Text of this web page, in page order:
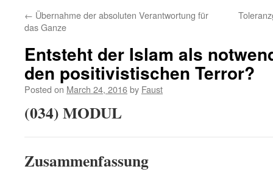
← Übernahme der absoluten Verantwortung für
das Ganze
Entsteht der Islam als
den positivistischen Terror?
Posted on March 24, 2016by Faust
(034) MODUL
Zusammenfassung